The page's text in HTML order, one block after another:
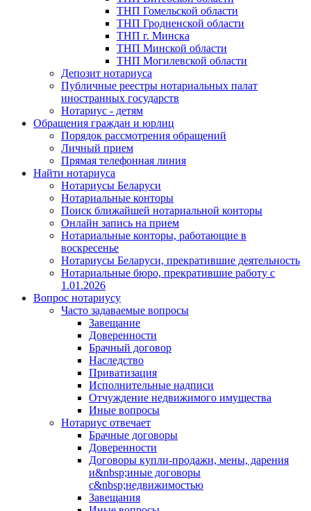
ТНП Гомельской области
ТНП Гродненской области
ТНП г. Минска
ТНП Минской области
ТНП Могилевской области
Депозит нотариуса
Публичные реестры нотариальных палат
иностранных государств
Нотариус - детям
Обращения граждан и юрлиц
Порядок рассмотрения обращений
Личный прием
Прямая телефонная линия
Найти нотариуса
Нотариусы Беларуси
Нотариальные конторы
Поиск ближайшей нотариальной конторы
Онлайн запись на прием
Нотариальные конторы, работающие в
воскресенье
Нотариусы Беларуси, прекратившие деятельность
Нотариальные бюро, прекратившие работу с
1.01.2026
Вопрос нотариусу
Часто задаваемые вопросы
Завещание
Доверенности
Брачный договор
Наследство
Приватизация
Исполнительные надписи
Отчуждение недвижимого имущества
Иные вопросы
Нотариус отвечает
Брачные договоры
Доверенности
Договоры купли-продажи, мены, дарения
и&nbsp;иные договоры
с&nbsp;недвижимостью
Завещания